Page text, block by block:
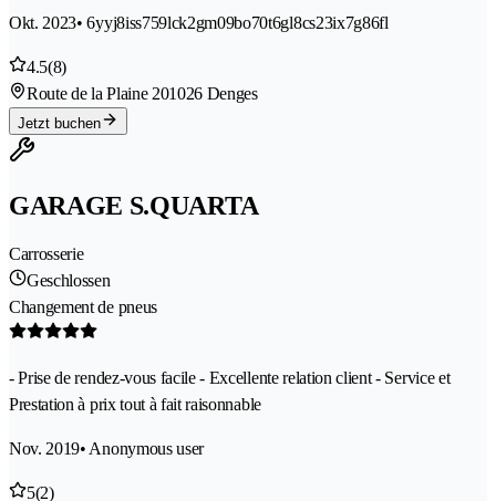
Okt. 2023• 6yyj8iss759lck2gm09bo70t6gl8cs23ix7g86fl
4.5(8)
Route de la Plaine 201026 Denges
Jetzt buchen
GARAGE S.QUARTA
Carrosserie
Geschlossen
Changement de pneus
- Prise de rendez-vous facile - Excellente relation client - Service et
Prestation à prix tout à fait raisonnable
Nov. 2019• Anonymous user
5(2)